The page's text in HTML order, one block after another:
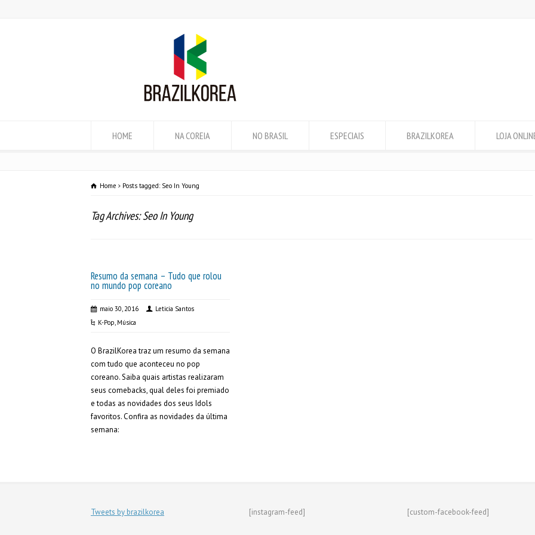
HOME NA COREIA NO BRASIL ESPECIAIS BRAZILKOREA LOJA
Home Posts tagged: Seo In Young
Tag Archives: Seo In Young
Resumo da semana – Tudo que rolou
no mundo pop coreano
maio 30, 2016
Leticia Santos
K-Pop, Música
O BrazilKorea traz um resumo da semana
com tudo que aconteceu no pop
coreano. Saiba quais artistas realizaram
seus comebacks, qual deles foi premiado
e todas as novidades dos seus Idols
favoritos. Confira as novidades da última
semana:
Tweets by brazilkorea [instagram-feed] [custom-facebook-feed]